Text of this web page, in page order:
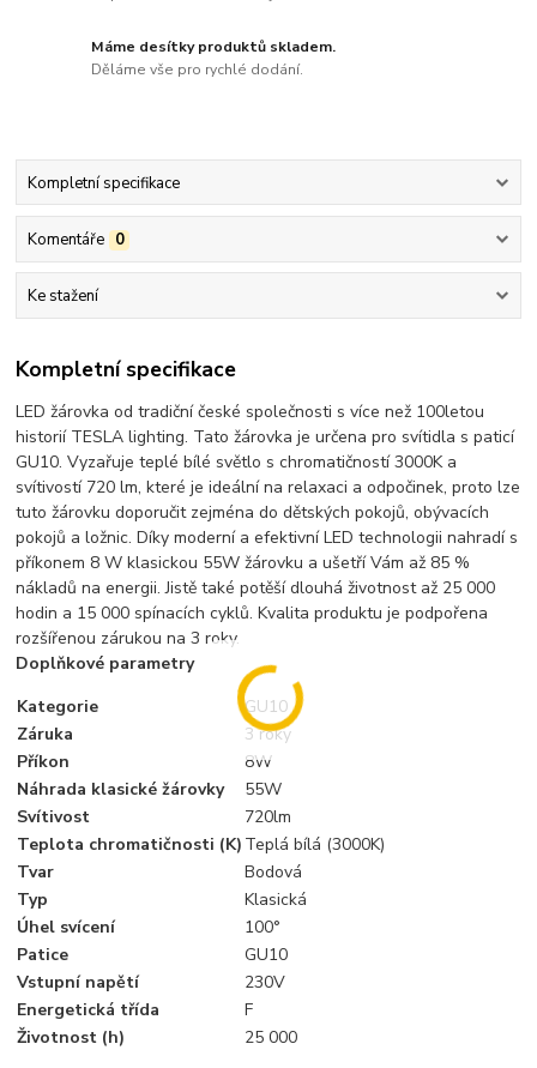
Máme desítky produktů skladem.
Děláme vše pro rychlé dodání.
Kompletní specifikace
Komentáře 0
Ke stažení
Kompletní specifikace
LED žárovka od tradiční české společnosti s více než 100letou
historií TESLA lighting. Tato žárovka je určena pro svítidla s paticí
GU10. Vyzařuje teplé bílé světlo s chromatičností 3000K a
svítivostí 720 lm, které je ideální na relaxaci a odpočinek, proto lze
tuto žárovku doporučit zejména do dětských pokojů, obývacích
pokojů a ložnic. Díky moderní a efektivní LED technologii nahradí s
příkonem 8 W klasickou 55W žárovku a ušetří Vám až 85 %
nákladů na energii. Jistě také potěší dlouhá životnost až 25 000
hodin a 15 000 spínacích cyklů. Kvalita produktu je podpořena
rozšířenou zárukou na 3 roky.
Doplňkové parametry
Kategorie
GU10
Záruka
3 roky
Příkon
8W
Náhrada klasické žárovky
55W
Svítivost
720lm
Teplota chromatičnosti (K) Teplá bílá (3000K)
Tvar
Bodová
Typ
Klasická
Úhel svícení
100°
Patice
GU10
Vstupní napětí
230V
Energetická třída
F
Životnost (h)
25 000